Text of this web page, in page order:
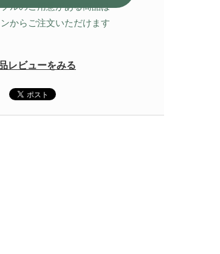
ルのご用意がある商品は
からご注文いただけます
レビューをみる